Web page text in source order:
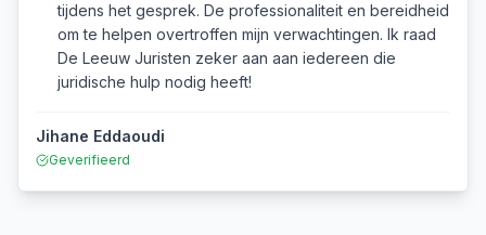
tijdens het gesprek. De professionaliteit en bereidheid
om te helpen overtroffen mijn verwachtingen. Ik raad
De Leeuw Juristen zeker aan aan iedereen die
juridische hulp nodig heeft!
Jihane Eddaoudi
Geverifieerd